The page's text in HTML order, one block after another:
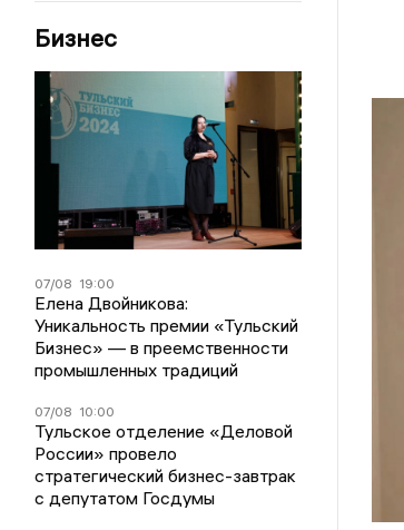
Бизнес
07/08 19:00
Елена Двойникова:
Уникальность премии «Тульский
Бизнес» — в преемственности
промышленных традиций
07/08 10:00
Тульское отделение «Деловой
России» провело
стратегический бизнес-завтрак
с депутатом Госдумы